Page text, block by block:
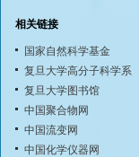
相关链接
国家自然科学基金
复旦大学高分子科学系
复旦大学图书馆
中国聚合物网
中国流变网
中国化学仪器网